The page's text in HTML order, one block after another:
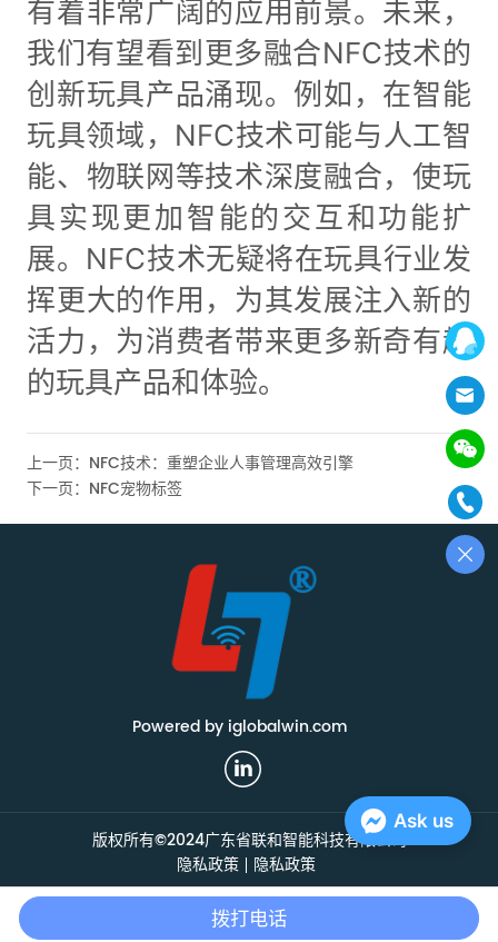
上一页： NFC技术：重塑企业人事管理高效引擎
下一页： NFC宠物标签
电子邮件
Powered by iglobalwin.com
版权所有©2024广东省联和智能科技有限公司
隐私政策
隐私政策
Ask us
拨打电话